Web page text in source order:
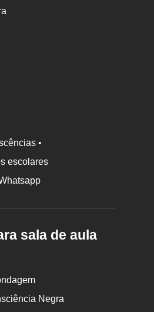
•
escolares
sala de aula
Negra